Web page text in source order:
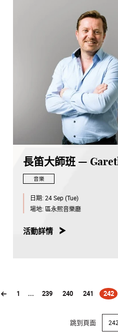
長笛大師班 —
音樂
日期: 24 Sep (Tue)
場地: 區永熙音樂廳
活動詳情
1 ... 239 240 241 242
跳到頁面